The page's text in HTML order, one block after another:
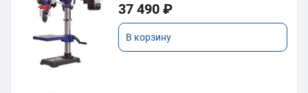
37 490 ₽
В корзину